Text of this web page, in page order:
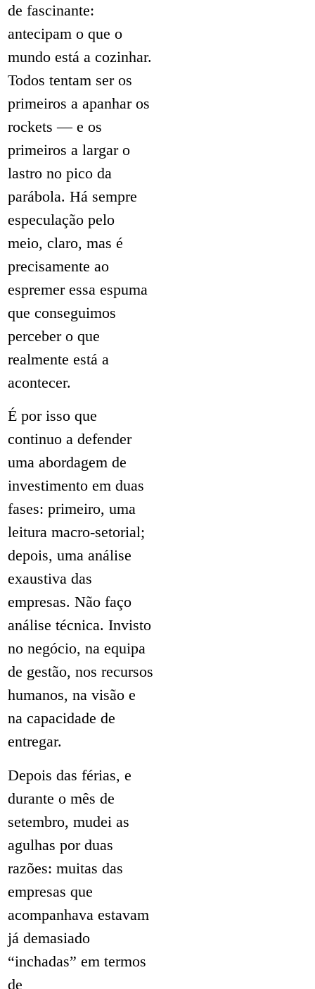
de fascinante:
antecipam o que o
mundo está a cozinhar.
Todos tentam ser os
primeiros a apanhar os
rockets — e os
primeiros a largar o
lastro no pico da
parábola. Há sempre
especulação pelo
meio, claro, mas é
precisamente ao
espremer essa espuma
que conseguimos
perceber o que
realmente está a
acontecer.
É por isso que
continuo a defender
uma abordagem de
investimento em duas
fases: primeiro, uma
leitura macro-setorial;
depois, uma análise
exaustiva das
empresas. Não faço
análise técnica. Invisto
no negócio, na equipa
de gestão, nos recursos
humanos, na visão e
na capacidade de
entregar.
Depois das férias, e
durante o mês de
setembro, mudei as
agulhas por duas
razões: muitas das
empresas que
acompanhava estavam
já demasiado
“inchadas” em termos
de